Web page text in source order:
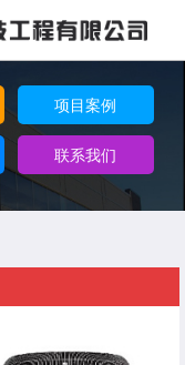
项目案例
联系我们